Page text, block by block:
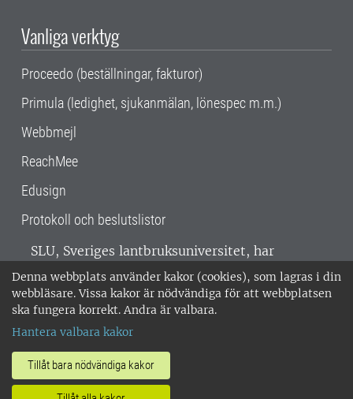
Denna webbplats använder kakor (cookies), som lagras i din
webbläsare. Vissa kakor är nödvändiga för att webbplatsen
ska fungera korrekt. Andra är valbara.
Hantera valbara kakor
Tillåt bara nödvändiga kakor
Vanliga verktyg
Proceedo (beställningar, fakturor)
Primula (ledighet, sjukanmälan, lönespec m.m.)
Webbmejl
ReachMee
Edusign
Protokoll och beslutslistor
SLU, Sveriges lantbruksuniversitet, har
verksamhet över hela Sverige. Huvudorter är
Alnarp, Uppsala och Umeå.SLU är
miljöcertifierat enligt ISO 14001. •
018-67 10 00 • Org nr: 202100-2817 •
Om SLU:s webbplatser
•Hantera kakor•Behandling av